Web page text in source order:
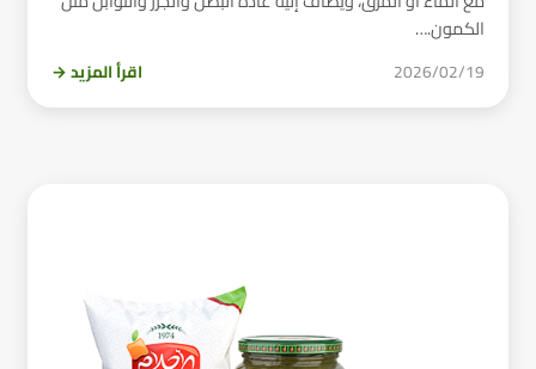
الكمون.…
2026/02/19 اقرأ المزيد →